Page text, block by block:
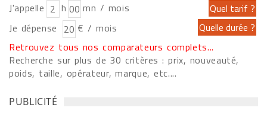
J'appelle h
mn / mois
Je dépense
€ / mois
Retrouvez tous nos comparateurs complets...
Recherche sur plus de 30 critères : prix, nouveauté,
poids, taille, opérateur, marque, etc....
PUBLICITÉ